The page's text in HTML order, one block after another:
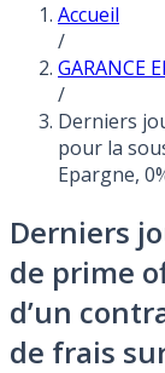
Accueil
/
GARANCE
/
Derniers
pour la
Epargne,
Derniers
de prime
d’un
de frais